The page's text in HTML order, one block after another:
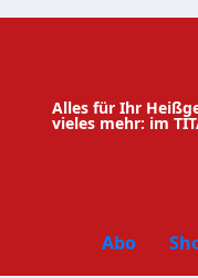
Zum
Alles für Ihr
vieles mehr: im
Abo